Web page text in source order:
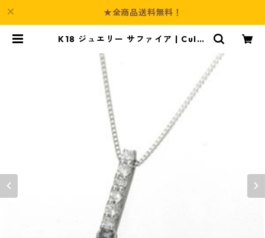
★全商品送料無料！
K18 ジュエリー サファイア | Cultu